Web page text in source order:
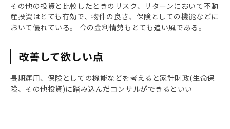
その他の投資と比較したときのリスク、リターンにおいて不動
産投資はとても有効で、物件の良さ、保険としての機能などに
おいて優れている。 今の金利情勢もとても追い風である。
改善して欲しい点
長期運用、保険としての機能などを考えると家計財政(生命保
険、その他投資)に踏み込んだコンサルができるといい